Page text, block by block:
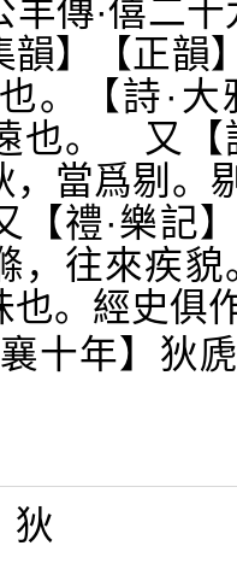
羊傳·僖二
】【正韻
。【詩·
也。 又【
，當爲剔。
禮·樂記
，往來疾
也。經史俱
襄十年】狄
狄